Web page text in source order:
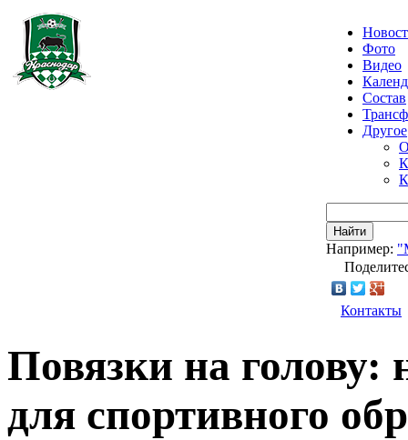
Фото
Видео
Состав
Другое
Найти
Например:
Контакты
Повязки на голову:
для спортивного